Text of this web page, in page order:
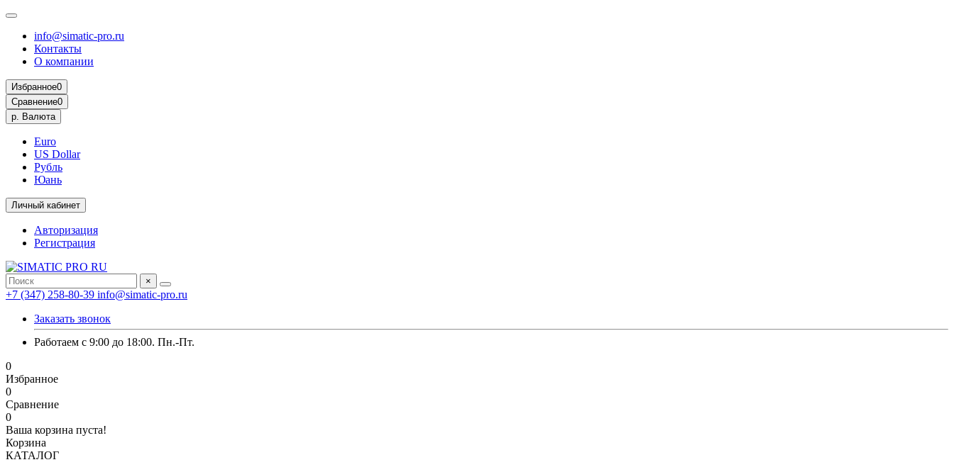
info@simatic-pro.ru
Контакты
О компании
Избранное0
Сравнение0
р. Валюта
Euro
US Dollar
Рубль
Юань
Личный кабинет
Авторизация
Регистрация
×
+7 (347) 258-80-39 info@simatic-pro.ru
Заказать звонок
Работаем с 9:00 до 18:00. Пн.-Пт.
0
Избранное
0
Сравнение
0
Ваша корзина пуста!
Корзина
КАТАЛОГ